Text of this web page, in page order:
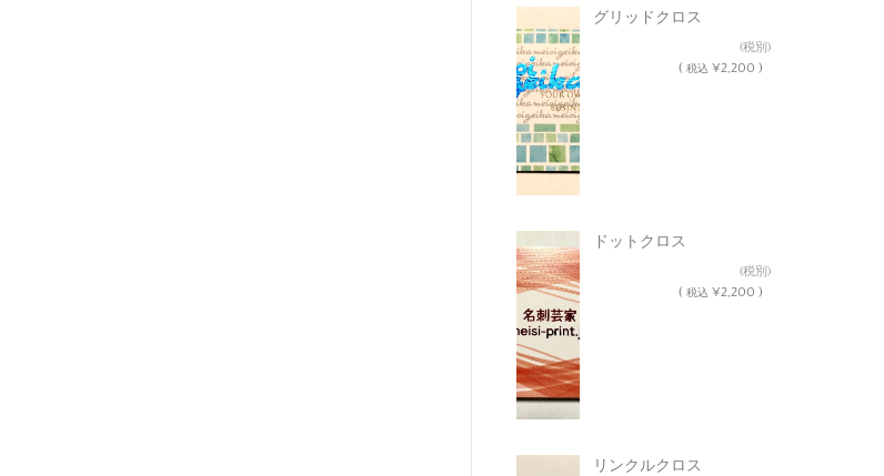
グリッドクロス
(税別)
( 税込 ¥2,200 )
ドットクロス
(税別)
( 税込 ¥2,200 )
リンクルクロス